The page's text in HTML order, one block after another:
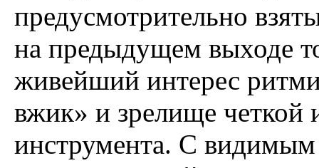
предусмотрительно
на предыдущем выходе
живейший интерес
вжик» и зрелище четкой
инструмента. С